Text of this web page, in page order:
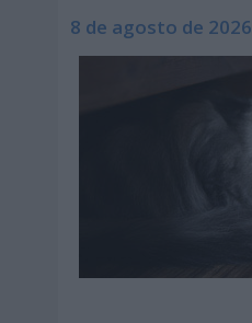
8 de agosto de 2026